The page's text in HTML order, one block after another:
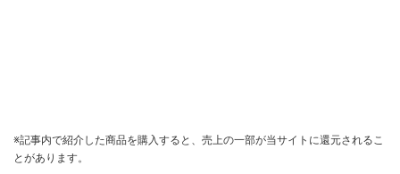
※記事内で紹介した商品を購入すると、売上の一部が当サイトに還元されるこ
とがあります。